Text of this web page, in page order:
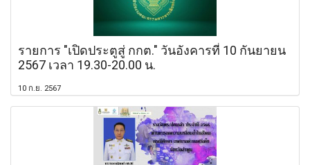
รายการ "เปิดประตูสู่ กกต." วันอังคารที่ 10 กันยายน
2567 เวลา 19.30-20.00 น.
10 ก.ย. 2567